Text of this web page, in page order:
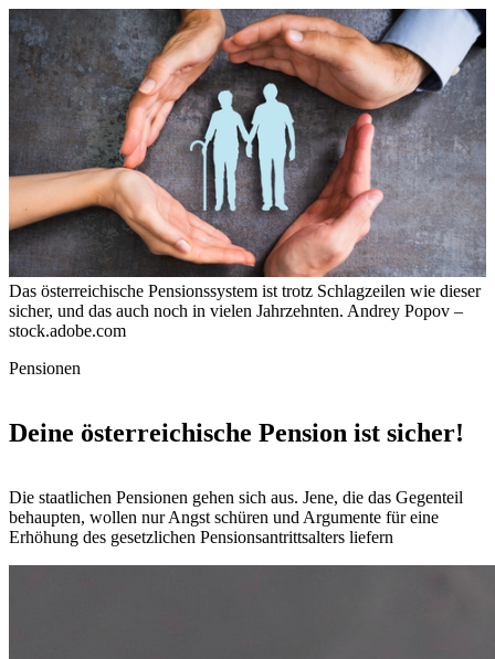
Das österreichische Pensionssystem ist trotz Schlagzeilen wie dieser
sicher, und das auch noch in vielen Jahrzehnten. Andrey Popov –
stock.adobe.com
Pensionen
Deine österreichische Pension ist sicher!
Die staatlichen Pensionen gehen sich aus. Jene, die das Gegenteil
behaupten, wollen nur Angst schüren und Argumente für eine
Erhöhung des gesetzlichen Pensionsantrittsalters liefern